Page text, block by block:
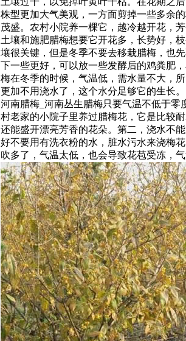
株型更加大气美观，一方面剪掉一些多余
茂盛。农村小院养一棵它，越冷越开花，
土壤和施肥腊梅想要它开花多，长势好，
壤很关键，但是冬季不要去移栽腊梅，也
下一些更好，可以放一些发酵后的鸡粪肥
梅在冬季的时候，气温低，需水量不大，
更加不用浇水了，这个水分足够它的生长。
河南腊梅_河南丛生腊梅只要气温不低于
村老家的小院子里养过腊梅花，它是比较
还能盛开漂亮芳香的花朵。第二，浇水不
好不要用有洗衣粉的水，脏水污水来浇梅
吹多了，气温太低，也会导致花苞受冻，